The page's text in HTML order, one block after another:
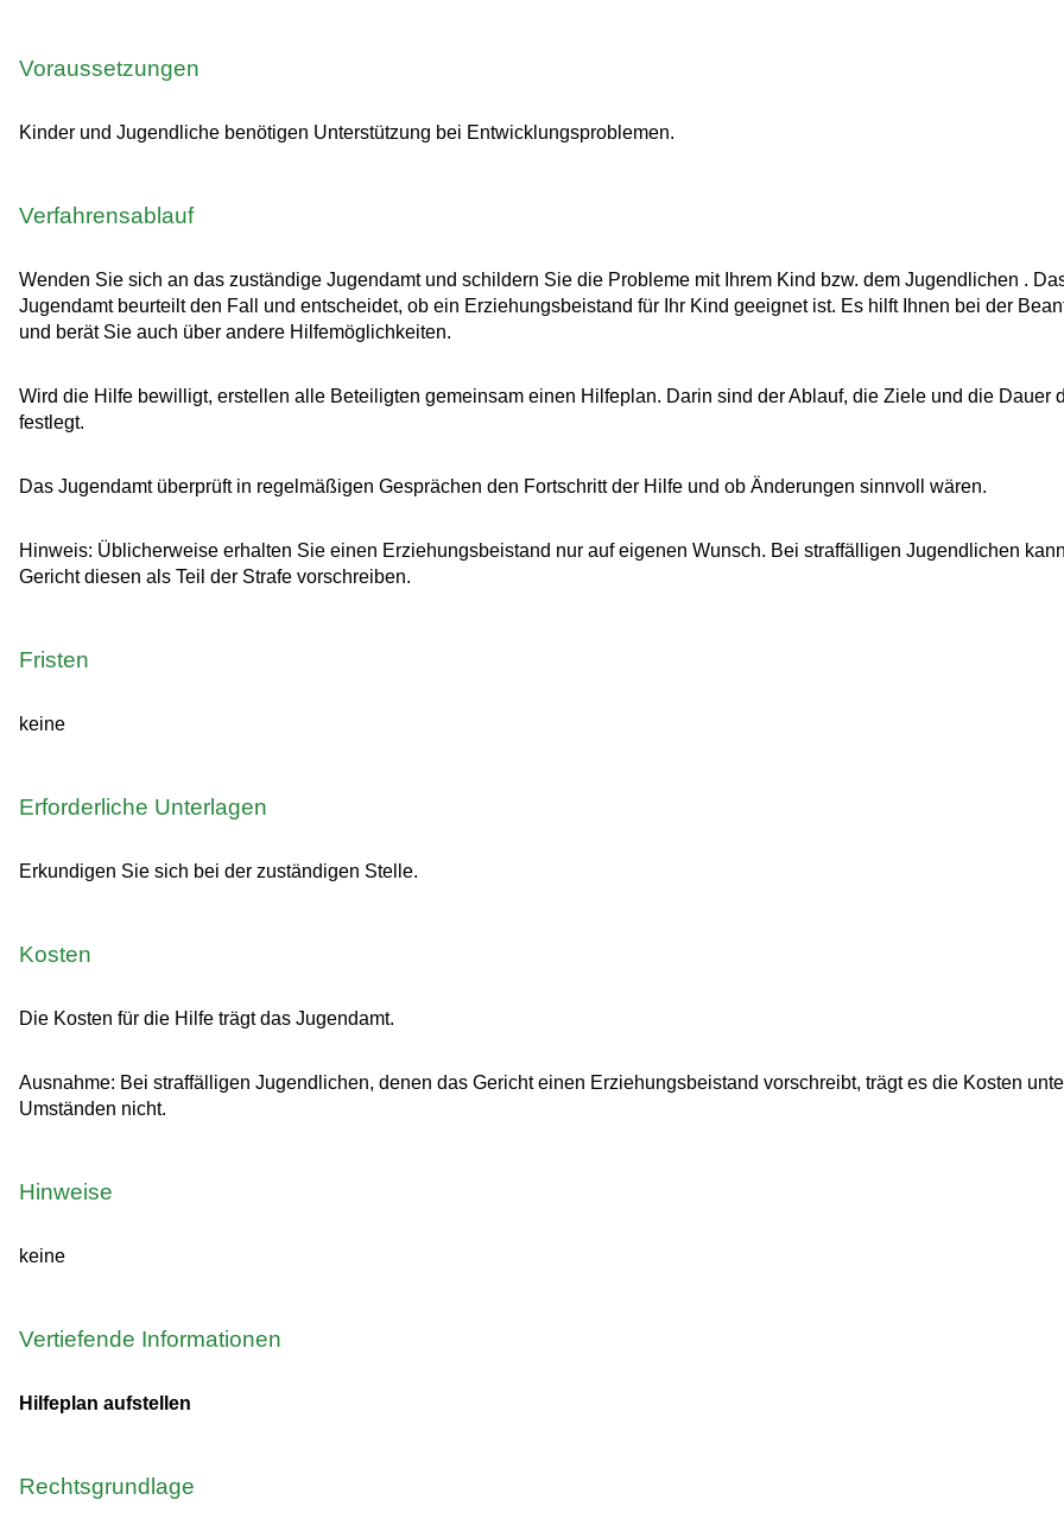
Voraussetzungen
Kinder und Jugendliche benötigen Unterstützung bei Entwicklungsproblemen.
Verfahrensablauf
Wenden Sie sich an das zuständige Jugendamt und schildern Sie die Probleme mit Ihrem Kind bzw. dem Jugendlichen .
Jugendamt beurteilt den Fall und entscheidet, ob ein Erziehungsbeistand für Ihr Kind geeignet ist. Es hilft Ihnen bei der
und berät Sie auch über andere Hilfemöglichkeiten.
Wird die Hilfe bewilligt, erstellen alle Beteiligten gemeinsam einen Hilfeplan. Darin sind der Ablauf, die Ziele und die Dauer
festlegt.
Das Jugendamt überprüft in regelmäßigen Gesprächen den Fortschritt der Hilfe und ob Änderungen sinnvoll wären.
Hinweis: Üblicherweise erhalten Sie einen Erziehungsbeistand nur auf eigenen Wunsch. Bei straffälligen Jugendlichen
Gericht diesen als Teil der Strafe vorschreiben.
Fristen
keine
Erforderliche Unterlagen
Erkundigen Sie sich bei der zuständigen Stelle.
Kosten
Die Kosten für die Hilfe trägt das Jugendamt.
Ausnahme: Bei straffälligen Jugendlichen, denen das Gericht einen Erziehungsbeistand vorschreibt, trägt es die Kosten
Umständen nicht.
Hinweise
keine
Vertiefende Informationen
Hilfeplan aufstellen
Rechtsgrundlage